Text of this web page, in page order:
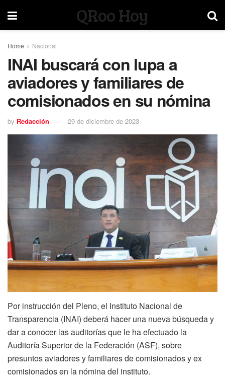
QRoo Hoy
Home Nacional
INAI buscará con lupa a
aviadores y familiares de
comisionados en su nómina
by Redacción 29 de diciembre de 2023
Por instrucción del Pleno, el Instituto Nacional de
Transparencia (INAI) deberá hacer una nueva búsqueda y
dar a conocer las auditorías que le ha efectuado la
Auditoría Superior de la Federación (ASF), sobre
presuntos aviadores y familiares de comisionados y ex
comisionados en la nómina del instituto.